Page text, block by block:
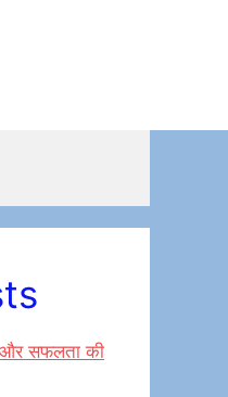
सफलता की